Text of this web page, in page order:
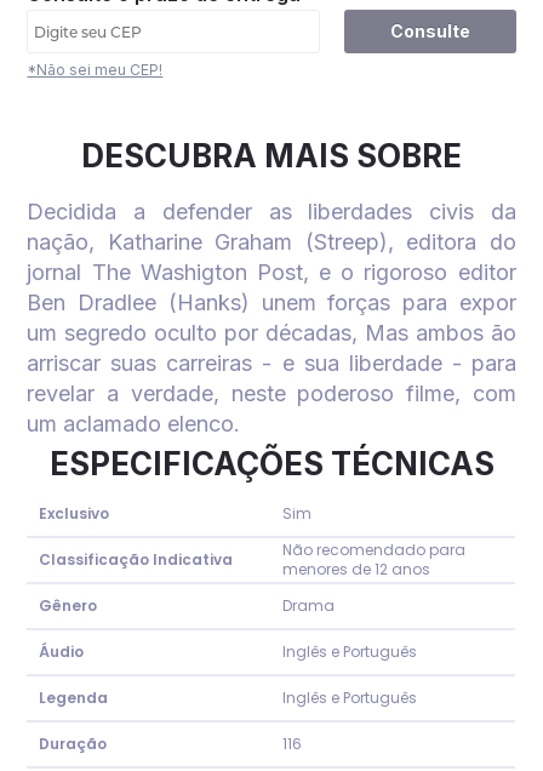
Consulte
*Não sei meu CEP!
DESCUBRA MAIS SOBRE
Decidida a defender as liberdades civis da
nação, Katharine Graham (Streep), editora do
jornal The Washigton Post, e o rigoroso editor
Ben Dradlee (Hanks) unem forças para expor
um segredo oculto por décadas, Mas ambos ão
arriscar suas carreiras - e sua liberdade - para
revelar a verdade, neste poderoso filme, com
um aclamado elenco.
ESPECIFICAÇÕES TÉCNICAS
Exclusivo Sim
Classificação Indicativa
Não recomendado para
menores de 12 anos
Gênero
Drama
Áudio Inglês e Português
Legenda Inglês e Português
Duração 116